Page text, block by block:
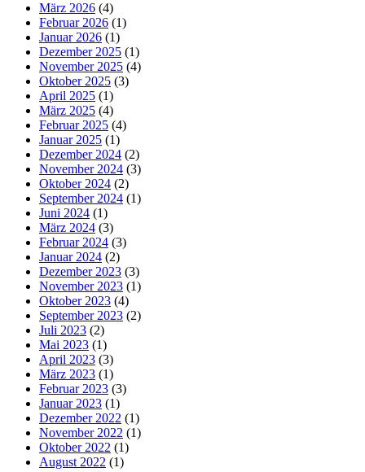
März 2026 (4)
Februar 2026 (1)
Januar 2026 (1)
Dezember 2025 (1)
November 2025 (4)
Oktober 2025 (3)
April 2025 (1)
März 2025 (4)
Februar 2025 (4)
Januar 2025 (1)
Dezember 2024 (2)
November 2024 (3)
Oktober 2024 (2)
September 2024 (1)
Juni 2024 (1)
März 2024 (3)
Februar 2024 (3)
Januar 2024 (2)
Dezember 2023 (3)
November 2023 (1)
Oktober 2023 (4)
September 2023 (2)
Juli 2023 (2)
Mai 2023 (1)
April 2023 (3)
März 2023 (1)
Februar 2023 (3)
Januar 2023 (1)
Dezember 2022 (1)
November 2022 (1)
Oktober 2022 (1)
August 2022 (1)